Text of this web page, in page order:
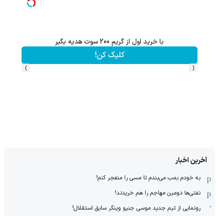
اگر موهات کم‌پشت شده، این صفحه رو قبل از هر کاری ببین.
تخفیف ویژه!
‹
›
آخرین اخبار
به خودم بمب می‌بندم تا مسی را منفجر کنم!
نفتی‌ها دومین مهاجم را هم خریدند!
رونمایی از تیم جدید موسی جنپو وینگر سابق استقلال!